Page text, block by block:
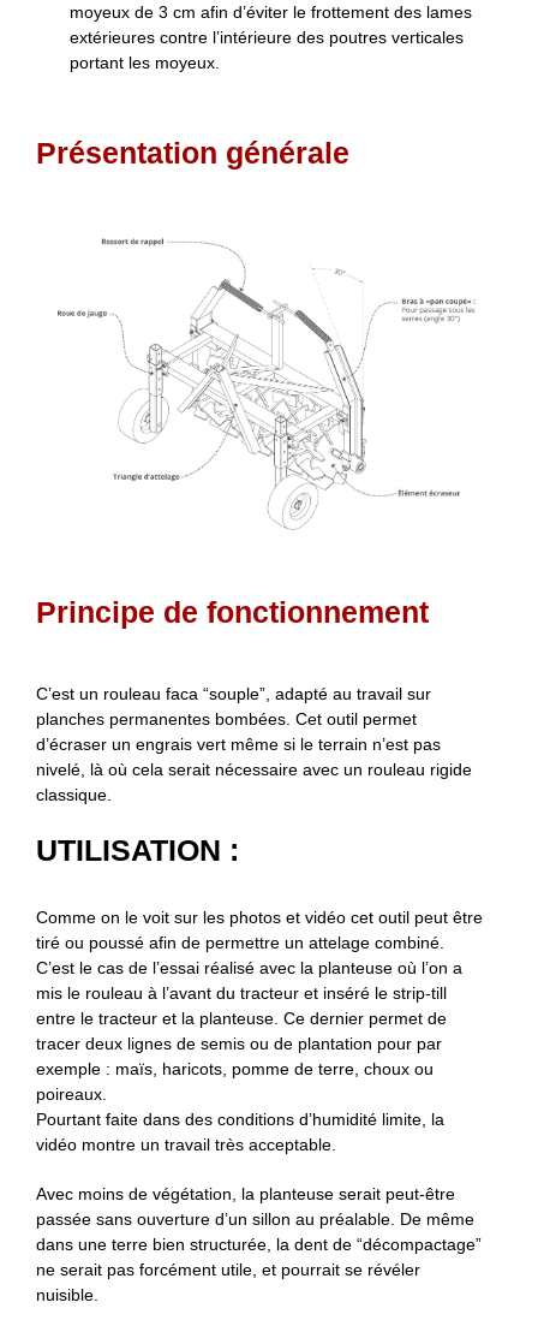
moyeux de 3 cm afin d’éviter le frottement des lames
extérieures contre l’intérieure des poutres verticales
portant les moyeux.
Présentation générale
Principe de fonctionnement
C’est un rouleau faca “souple”, adapté au travail sur
planches permanentes bombées. Cet outil permet
d’écraser un engrais vert même si le terrain n’est pas
nivelé, là où cela serait nécessaire avec un rouleau rigide
classique.
UTILISATION :
Comme on le voit sur les photos et vidéo cet outil peut être
tiré ou poussé afin de permettre un attelage combiné.
C’est le cas de l’essai réalisé avec la planteuse où l’on a
mis le rouleau à l’avant du tracteur et inséré le strip-till
entre le tracteur et la planteuse. Ce dernier permet de
tracer deux lignes de semis ou de plantation pour par
exemple : maïs, haricots, pomme de terre, choux ou
poireaux.
Pourtant faite dans des conditions d’humidité limite, la
vidéo montre un travail très acceptable.
Avec moins de végétation, la planteuse serait peut-être
passée sans ouverture d’un sillon au préalable. De même
dans une terre bien structurée, la dent de “décompactage”
ne serait pas forcément utile, et pourrait se révéler
nuisible.